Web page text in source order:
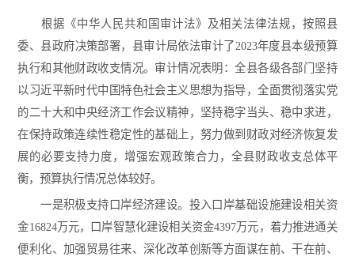
根据《中华人民共和国审计法》及相关法律法规，按照县
委、县政府决策部署，县审计局依法审计了2023年度县本级预算
执行和其他财政收支情况。审计情况表明：全县各级各部门坚持
以习近平新时代中国特色社会主义思想为指导，全面贯彻落实党
的二十大和中央经济工作会议精神，坚持稳字当头、稳中求进，
在保持政策连续性稳定性的基础上，努力做到财政对经济恢复发
展的必要支持力度，增强宏观政策合力，全县财政收支总体平
衡，预算执行情况总体较好。
一是积极支持口岸经济建设。投入口岸基础设施建设相关资
金16824万元，口岸智慧化建设相关资金4397万元，着力推进通关
便利化、加强贸易往来、深化改革创新等方面谋在前、干在前、